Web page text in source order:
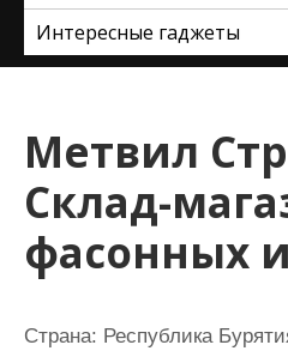
Интересные гаджеты
Метвил
Склад-
фасонных
Страна: Республика